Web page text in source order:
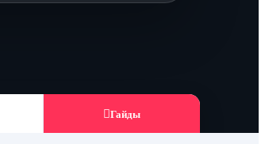
Гайды